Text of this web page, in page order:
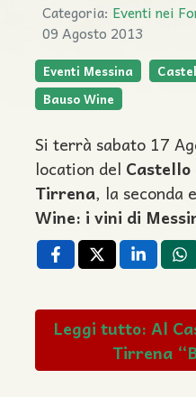
Categoria: Eventi nei
09 Agosto 2013
Eventi Messina
Bauso Wine
Si terrà sabato 17
location del
Tirrena, la seconda
Wine: i vini di
Leggi tutto: Al
Tirrena